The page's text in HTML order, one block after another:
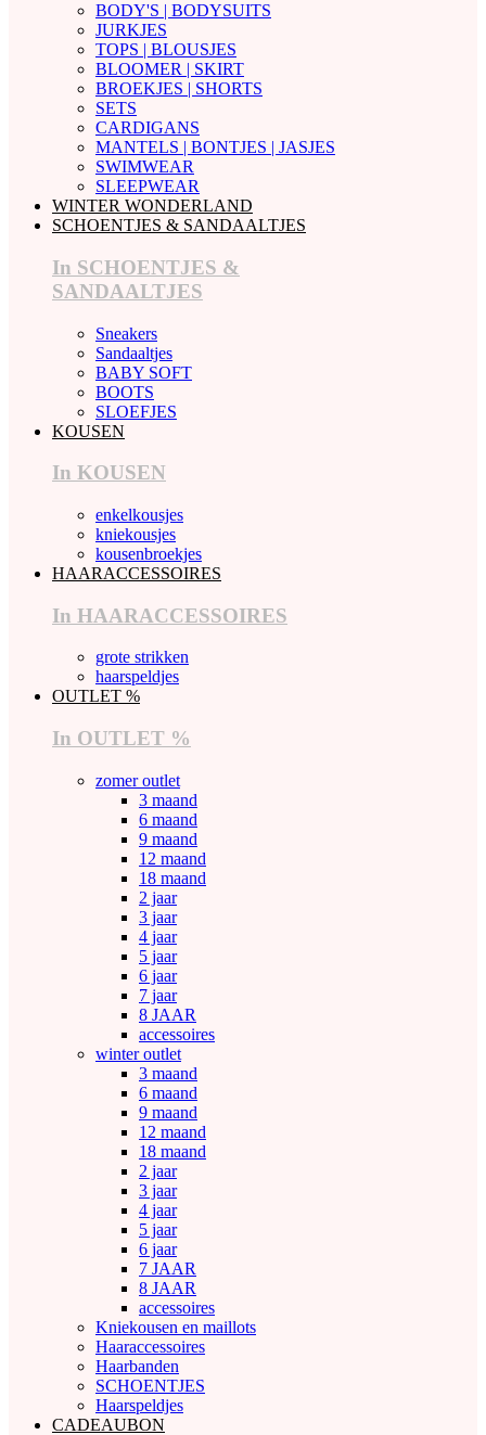
BODY'S | BODYSUITS
JURKJES
TOPS | BLOUSJES
BLOOMER | SKIRT
BROEKJES | SHORTS
SETS
CARDIGANS
MANTELS | BONTJES | JASJES
SWIMWEAR
SLEEPWEAR
WINTER WONDERLAND
SCHOENTJES & SANDAALTJES
In SCHOENTJES &
SANDAALTJES
Sneakers
Sandaaltjes
BABY SOFT
BOOTS
SLOEFJES
KOUSEN
In KOUSEN
enkelkousjes
kniekousjes
kousenbroekjes
HAARACCESSOIRES
In HAARACCESSOIRES
grote strikken
haarspeldjes
OUTLET %
In OUTLET %
zomer outlet
3 maand
6 maand
9 maand
12 maand
18 maand
2 jaar
3 jaar
4 jaar
5 jaar
6 jaar
7 jaar
8 JAAR
accessoires
winter outlet
3 maand
6 maand
9 maand
12 maand
18 maand
2 jaar
3 jaar
4 jaar
5 jaar
6 jaar
7 JAAR
8 JAAR
accessoires
Kniekousen en maillots
Haaraccessoires
Haarbanden
SCHOENTJES
Haarspeldjes
CADEAUBON